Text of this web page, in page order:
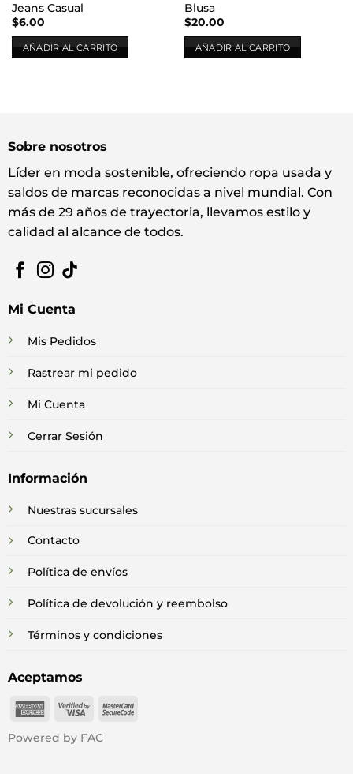
Jeans Casual
$6.00
AÑADIR AL CARRITO
Blusa
$20.00
AÑADIR AL CARRITO
Sobre nosotros
Líder en moda sostenible, ofreciendo ropa usada y
saldos de marcas reconocidas a nivel mundial. Con
más de 29 años de trayectoria, llevamos estilo y
calidad al alcance de todos.
Mi Cuenta
Mis Pedidos
Rastrear mi pedido
Mi Cuenta
Cerrar Sesión
Información
Nuestras sucursales
Contacto
Política de envíos
Política de devolución y reembolso
Términos y condiciones
Aceptamos
American
Visa
MasterCard
Powered by FAC